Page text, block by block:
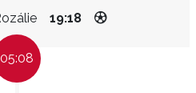
19:18
05:08